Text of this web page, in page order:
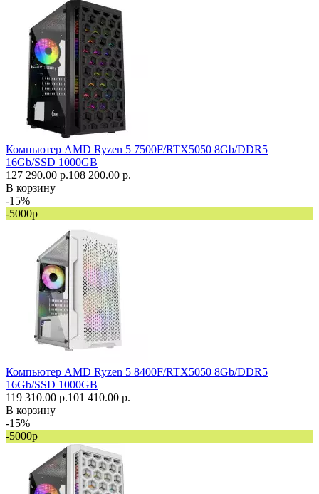
Компьютер AMD Ryzen 5 7500F/RTX5050 8Gb/DDR5
16Gb/SSD 1000GB
127 290.00 р.108 200.00 р.
В корзину
-15%
-5000р
Компьютер AMD Ryzen 5 8400F/RTX5050 8Gb/DDR5
16Gb/SSD 1000GB
119 310.00 р.101 410.00 р.
В корзину
-15%
-5000р